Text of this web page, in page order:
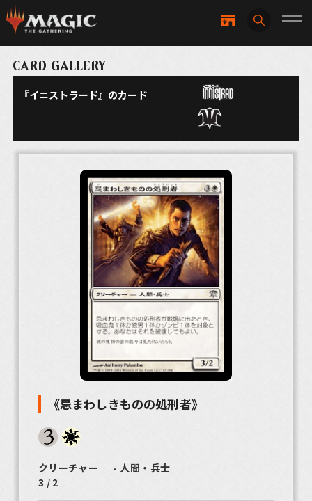
CARD GALLERY
『イニストラード』のカード
《忌まわしきものの処刑者》
クリーチャー ― - 人間・兵士
3 / 2